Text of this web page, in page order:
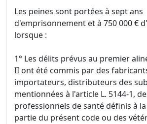
Les peines sont portées à sept ans
d'emprisonnement et à 750 000 €
lorsque :
1° Les délits prévus au premier
II ont été commis par des
importateurs, distributeurs des
mentionnées à l'article L. 5144-1,
professionnels de santé définis à
partie du présent code ou des